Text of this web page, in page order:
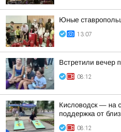
Юные
13:07
Встретили вечер
08:12
Кисловодск — на
поддержка от
08:12